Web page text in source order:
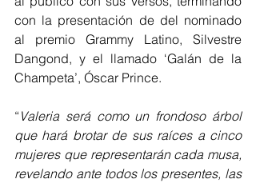
con la presentación de del nominado
al premio Grammy Latino, Silvestre
Dangond, y el llamado ‘Galán de la
Champeta’, Óscar Prince.
“ Valeria será como un frondoso árbol
que hará brotar de sus raíces a cinco
mujeres que representarán cada musa,
revelando ante todos los presentes, las